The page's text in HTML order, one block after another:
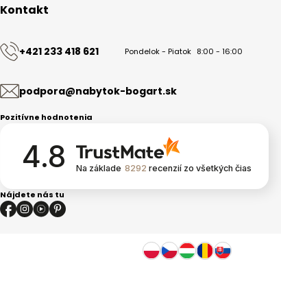
Kontakt
+421 233 418 621 Pondelok - Piatok 8:00 - 16:00
podpora@nabytok-bogart.sk
Pozitívne hodnotenia
4.8 Na základe 8292 recenzií zo všetkých čias
Nájdete nás tu